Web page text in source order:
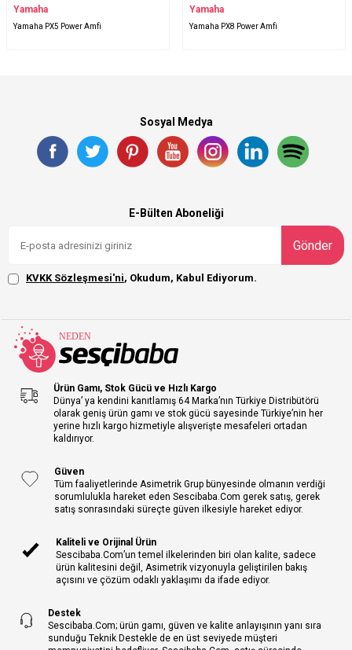
Yamaha
Yamaha PX5 Power Amfi
Yamaha
Yamaha PX8 Power Amfi
Sosyal Medya
E-Bülten Aboneliği
Gönder
KVKK Sözleşmesi'ni, Okudum, Kabul Ediyorum.
Ürün Gamı, Stok Gücü ve Hızlı Kargo
Dünya’ ya kendini kanıtlamış 64 Marka’nın Türkiye Distribütörü
olarak geniş ürün gamı ve stok gücü sayesinde Türkiye’nin her
yerine hızlı kargo hizmetiyle alışverişte mesafeleri ortadan
kaldırıyor.
Güven
Tüm faaliyetlerinde Asimetrik Grup bünyesinde olmanın verdiği
sorumlulukla hareket eden Sescibaba.Com gerek satış, gerek
satış sonrasındaki süreçte güven ilkesiyle hareket ediyor.
Kaliteli ve Orijinal Ürün
Sescibaba.Com’un temel ilkelerinden biri olan kalite, sadece
ürün kalitesini değil, Asimetrik vizyonuyla geliştirilen bakış
açısını ve çözüm odaklı yaklaşımı da ifade ediyor.
Destek
Sescibaba.Com; ürün gamı, güven ve kalite anlayışının yanı sıra
sunduğu Teknik Destekle de en üst seviyede müşteri